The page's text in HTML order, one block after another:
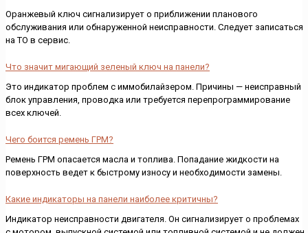
Оранжевый ключ сигнализирует о приближении планового
обслуживания или обнаруженной неисправности. Следует записаться
на ТО в сервис.
Что значит мигающий зеленый ключ на панели?
Это индикатор проблем с иммобилайзером. Причины — неисправный
блок управления, проводка или требуется перепрограммирование
всех ключей.
Чего боится ремень ГРМ?
Ремень ГРМ опасается масла и топлива. Попадание жидкости на
поверхность ведет к быстрому износу и необходимости замены.
Какие индикаторы на панели наиболее критичны?
Индикатор неисправности двигателя. Он сигнализирует о проблемах